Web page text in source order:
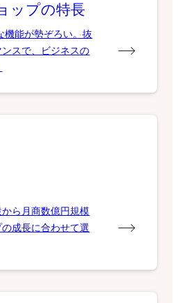
ップの特長
機能が勢ぞろい。抜
スで、ビジネスの
ら月商数億円規模
成長に合わせて選